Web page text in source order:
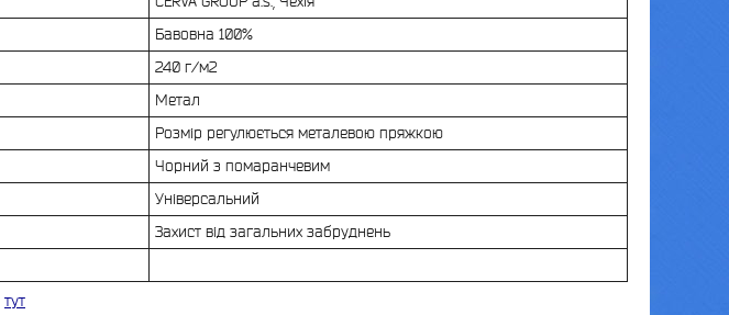
Бавовна 100%
240 г/м2
Метал
Розмір регулюється металевою пряжкою
Чорний з помаранчевим
Універсальний
Захист від загальних забруднень
тут